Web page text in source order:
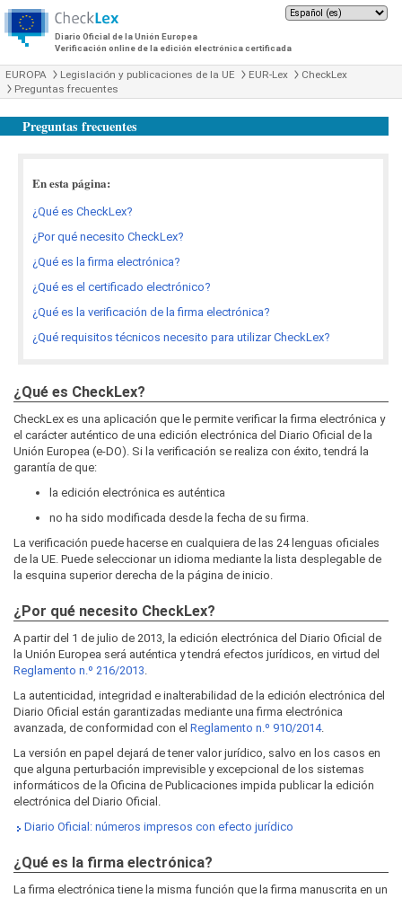
Diario Oficial de la Unión Europea
Verificación online de la edición electrónica certificada
EUROPA Legislación y publicaciones de la UE EUR-Lex
CheckLex
Preguntas frecuentes
Preguntas frecuentes
En esta página:
¿Qué es CheckLex?
¿Por qué necesito CheckLex?
¿Qué es la firma electrónica?
¿Qué es el certificado electrónico?
¿Qué es la verificación de la firma electrónica?
¿Qué requisitos técnicos necesito para utilizar CheckLex?
¿Qué es CheckLex?
CheckLex es una aplicación que le permite verificar la firma electrónica y
el carácter auténtico de una edición electrónica del Diario Oficial de la
Unión Europea (e-DO). Si la verificación se realiza con éxito, tendrá la
garantía de que:
la edición electrónica es auténtica
no ha sido modificada desde la fecha de su firma.
La verificación puede hacerse en cualquiera de las 24 lenguas oficiales
de la UE. Puede seleccionar un idioma mediante la lista desplegable de
la esquina superior derecha de la página de inicio.
¿Por qué necesito CheckLex?
A partir del 1 de julio de 2013, la edición electrónica del Diario Oficial de
la Unión Europea será auténtica y tendrá efectos jurídicos, en virtud del
Reglamento n.º 216/2013.
La autenticidad, integridad e inalterabilidad de la edición electrónica del
Diario Oficial están garantizadas mediante una firma electrónica
avanzada, de conformidad con el Reglamento n.º 910/2014.
La versión en papel dejará de tener valor jurídico, salvo en los casos en
que alguna perturbación imprevisible y excepcional de los sistemas
informáticos de la Oficina de Publicaciones impida publicar la edición
electrónica del Diario Oficial.
Diario Oficial: números impresos con efecto jurídico
¿Qué es la firma electrónica?
La firma electrónica tiene la misma función que la firma manuscrita en un